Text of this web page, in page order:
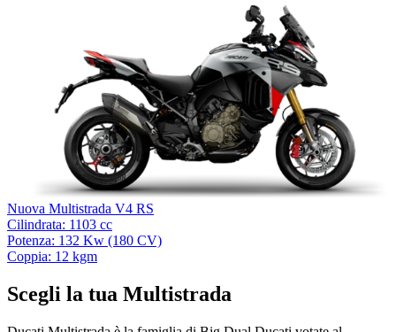
Nuova Multistrada V4 RS
Cilindrata: 1103 cc
Potenza: 132 Kw (180 CV)
Coppia: 12 kgm
Scegli la tua Multistrada